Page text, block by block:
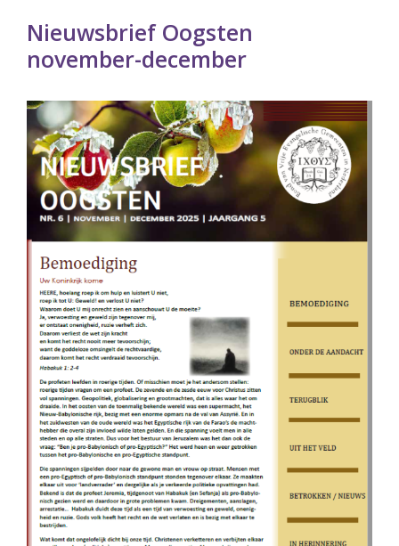
Nieuwsbrief Oogsten
november-december